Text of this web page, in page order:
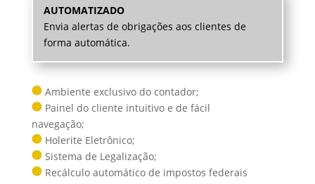
AUTOMATIZADO
Envia alertas de obrigações aos clientes de
forma automática.
Ambiente exclusivo do contador;
Painel do cliente intuitivo e de fácil
navegação;
Holerite Eletrônico;
Sistema de Legalização;
Recálculo automático de impostos federais